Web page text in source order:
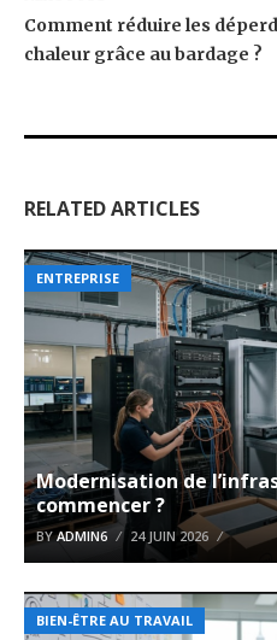
Comment réduire les
chaleur grâce au bardage ?
RELATED ARTICLES
ENTREPRISE
Modernisation de
commencer ?
BYADMIN6 24 JUIN 2026
BIEN-ÊTRE AU TRAVAIL